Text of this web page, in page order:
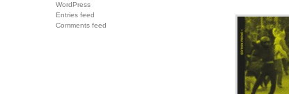
WordPress
Entries feed
Comments feed